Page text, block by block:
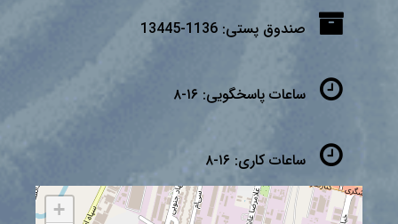
صندوق پستی: 1136-13445
ساعات پاسخگویی: ۱۶-۸
ساعات کاری: ۱۶-۸
+